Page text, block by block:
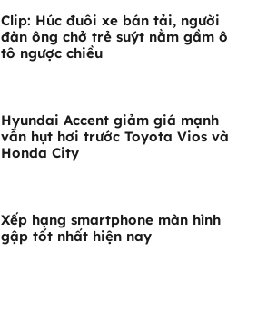
Clip: Húc đuôi xe bán tải, người
đàn ông chở trẻ suýt nằm gầm ô
tô ngược chiều
Hyundai Accent giảm giá mạnh
vẫn hụt hơi trước Toyota Vios và
Honda City
Xếp hạng smartphone màn hình
gập tốt nhất hiện nay